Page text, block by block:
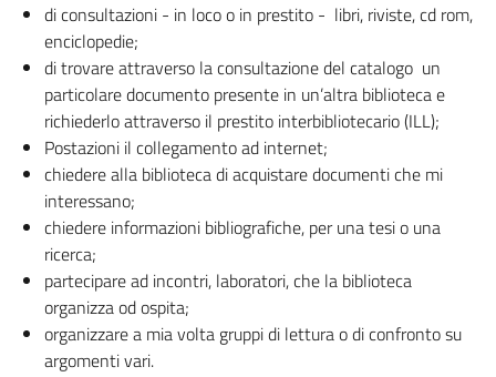
di consultazioni - in loco o in prestito - libri, riviste, cd rom,
enciclopedie;
di trovare attraverso la consultazione del catalogo un
particolare documento presente in un’altra biblioteca e
richiederlo attraverso il prestito interbibliotecario (ILL);
Postazioni il collegamento ad internet;
chiedere alla biblioteca di acquistare documenti che mi
interessano;
chiedere informazioni bibliografiche, per una tesi o una
ricerca;
partecipare ad incontri, laboratori, che la biblioteca
organizza od ospita;
organizzare a mia volta gruppi di lettura o di confronto su
argomenti vari.